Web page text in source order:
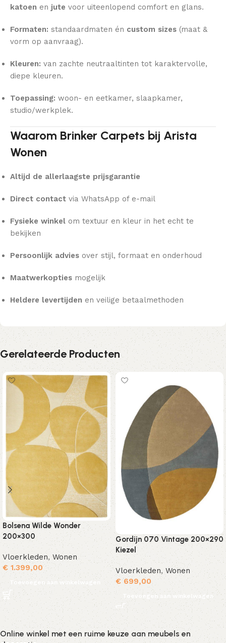
katoen en jute voor uiteenlopend comfort en glans.
Formaten: standaardmaten én custom sizes (maat &
vorm op aanvraag).
Kleuren: van zachte neutraaltinten tot karaktervolle,
diepe kleuren.
Toepassing: woon- en eetkamer, slaapkamer,
studio/werkplek.
Waarom Brinker Carpets bij Arista
Wonen
Altijd de allerlaagste prijsgarantie
Direct contact via WhatsApp of e-mail
Fysieke winkel om textuur en kleur in het echt te
bekijken
Persoonlijk advies over stijl, formaat en onderhoud
Maatwerkopties mogelijk
Heldere levertijden en veilige betaalmethoden
Gerelateerde Producten
Bolsena Wilde Wonder
200×300
Vloerkleden,Wonen
€ 1.399,00
Toevoegen aan winkelwagen
Gordijn 070 Vintage 200×290
Kiezel
Vloerkleden, Wonen
€699,00
Toevoegen aan winkelwagen
Online winkel met een ruime keuze aan meubels en